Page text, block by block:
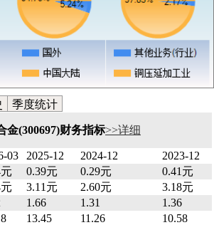
季度统计
金(300697)财务指标>>详细
03 2025-12 2024-12
2023-12
0.39元 0.29元
0.41元
3.11元 2.60元
3.18元
1.66 1.31
1.36
13.45 11.26
10.58